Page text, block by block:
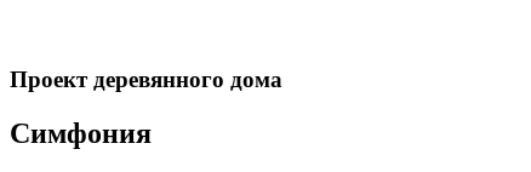
Проект деревянного дома
Симфония